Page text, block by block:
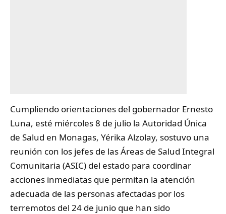
‎Cumpliendo orientaciones del gobernador Ernesto
Luna, esté miércoles 8 de julio la Autoridad Única
de Salud en Monagas, Yérika Alzolay, sostuvo una
reunión con los jefes de las Áreas de Salud Integral
Comunitaria (ASIC) del estado para coordinar
acciones inmediatas que permitan la atención
adecuada de las personas afectadas por los
terremotos del 24 de junio que han sido